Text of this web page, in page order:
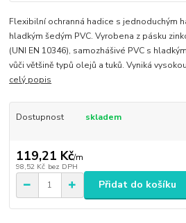
Flexibilní ochranná hadice s jednoduchým
hladkým šedým PVC. Vyrobena z pásku
(UNI EN 10346), samozhášivé PVC s
vůči většině typů olejů a tuků. Vyniká
celý popis
Dostupnost skladem
119,21 Kč/m
98,52 Kč bez DPH
Přidat do košíku